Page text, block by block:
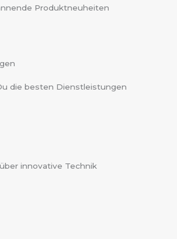
Produktneuheiten
die besten Dienstleistungen
innovative Technik